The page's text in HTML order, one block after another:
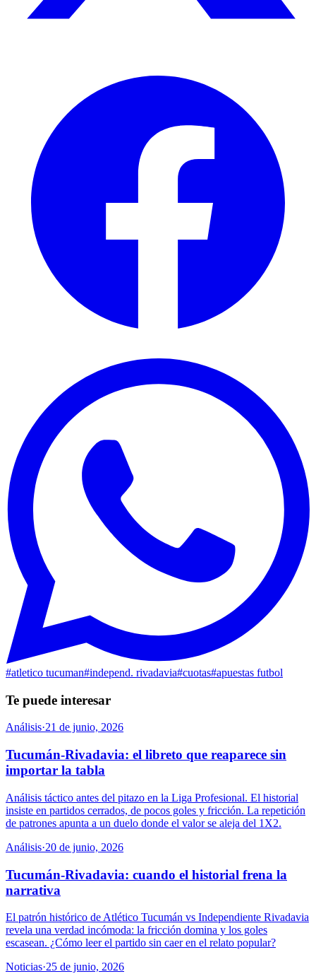
#atletico tucuman#independ. rivadavia#cuotas#apuestas futbol
Te puede interesar
Análisis·21 de junio, 2026
Tucumán-Rivadavia: el libreto que reaparece sin
importar la tabla
Análisis táctico antes del pitazo en la Liga Profesional. El historial
insiste en partidos cerrados, de pocos goles y fricción. La repetición
de patrones apunta a un duelo donde el valor se aleja del 1X2.
Análisis·20 de junio, 2026
Tucumán-Rivadavia: cuando el historial frena la
narrativa
El patrón histórico de Atlético Tucumán vs Independiente Rivadavia
revela una verdad incómoda: la fricción domina y los goles
escasean. ¿Cómo leer el partido sin caer en el relato popular?
Noticias·25 de junio, 2026